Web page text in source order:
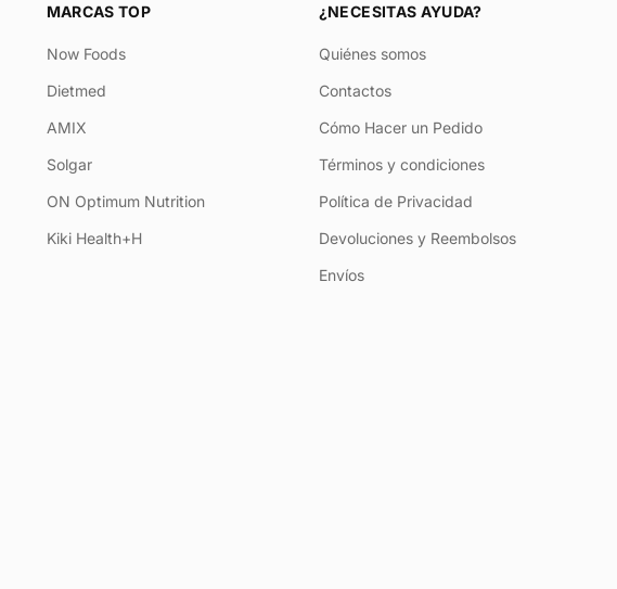
MARCAS TOP
Now Foods
Dietmed
AMIX
Solgar
ON Optimum Nutrition
Kiki Health+H
¿NECESITAS AYUDA?
Quiénes somos
Contactos
Cómo Hacer un Pedido
Términos y condiciones
Política de Privacidad
Devoluciones y Reembolsos
Envíos